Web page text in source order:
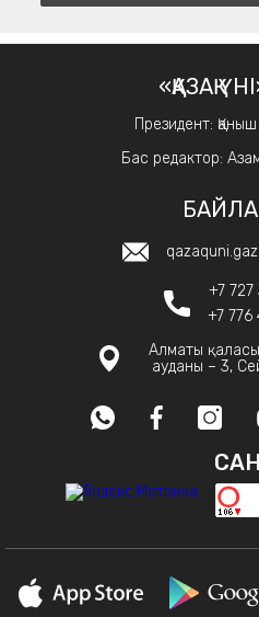
«ҚАЗАҚ
Президент:
Бас редактор:
+7 727
+7 776
Алматы
ауданы – 3,